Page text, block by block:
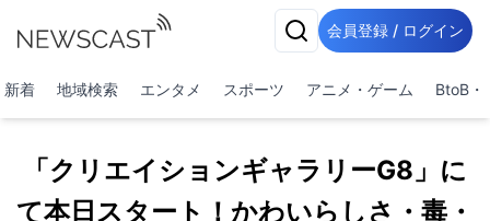
会員登録 / ログイン
新着 地域検索 エンタメ スポーツ アニメ・ゲーム BtoB・
「クリエイションギャラリーG8」に
て本日スタート！かわいらしさ・毒・